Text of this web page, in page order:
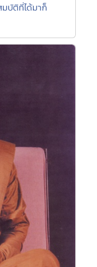
มบัติที่ได้มาก็